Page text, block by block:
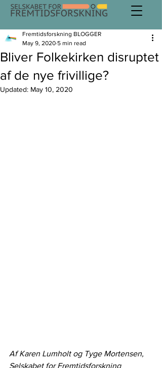
Bliver Folkekirken disruptet
af de nye frivillige?
Fremtidsforskning BLOGGER
May 9, 2020 5 min read
Updated: May 10, 2020
Af Karen Lumholt og Tyge Mortensen,
Selskabet for Fremtidsforskning